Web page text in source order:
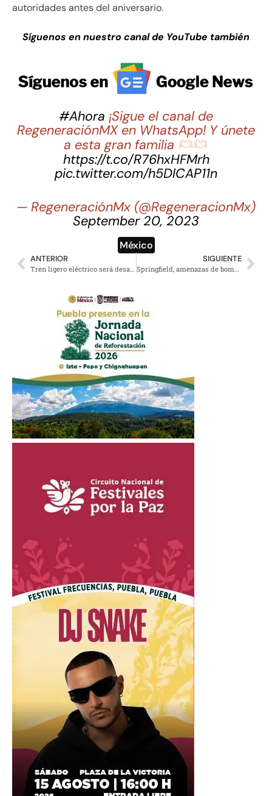
autoridades antes del aniversario.
Síguenos en nuestro canal de YouTube también
#Ahora ¡Sigue el canal de
RegeneraciónMX en WhatsApp! Y únete
a esta gran familia
https://t.co/R76hxHFMrh
pic.twitter.com/h5DlCAP11n
— RegeneraciónMx (@RegeneracionMx)
September 20, 2023
México
ANTERIOR
Tren ligero eléctrico será desarrollado por México y la Unión Europea
SIGUIENTE
Springfield, amenazas de bomba y Trump promete deportación masiva